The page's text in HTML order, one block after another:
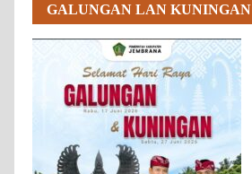
GALUNGAN LAN KUNINGAN